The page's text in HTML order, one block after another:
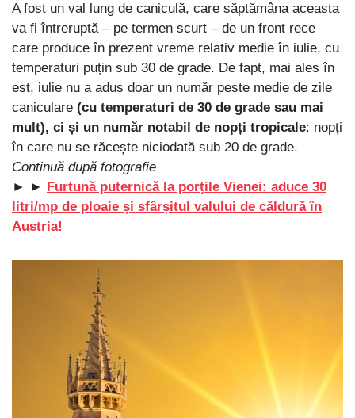
A fost un val lung de caniculă, care săptămâna aceasta
va fi întreruptă – pe termen scurt – de un front rece
care produce în prezent vreme relativ medie în iulie, cu
temperaturi puțin sub 30 de grade. De fapt, mai ales în
est, iulie nu a adus doar un număr peste medie de zile
caniculare (cu temperaturi de 30 de grade sau mai
mult), ci și un număr notabil de nopți tropicale: nopți
în care nu se răcește niciodată sub 20 de grade.
Continuă după fotografie
► ► Furtună puternică la porțile Vienei: aduce 30
litri/mp de ploaie și sfârșitul valului de căldură în
Austria!